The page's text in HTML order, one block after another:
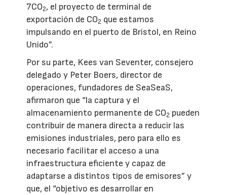
7CO2, el proyecto de terminal de
exportación de CO2 que estamos
impulsando en el puerto de Bristol, en Reino
Unido”.
Por su parte, Kees van Seventer, consejero
delegado y Peter Boers, director de
operaciones, fundadores de SeaSeaS,
afirmaron que “la captura y el
almacenamiento permanente de CO2 pueden
contribuir de manera directa a reducir las
emisiones industriales, pero para ello es
necesario facilitar el acceso a una
infraestructura eficiente y capaz de
adaptarse a distintos tipos de emisores” y
que, el “objetivo es desarrollar en